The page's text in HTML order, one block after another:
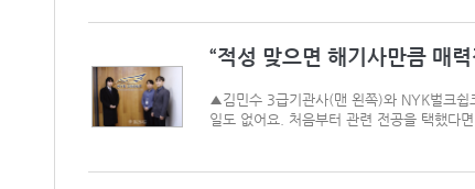
“적성 맞으면 해기사만큼 매력
▲김민수 3급기관사(맨 왼쪽)와 NYK벌크쉽
일도 없어요. 처음부터 관련 전공을 택했다